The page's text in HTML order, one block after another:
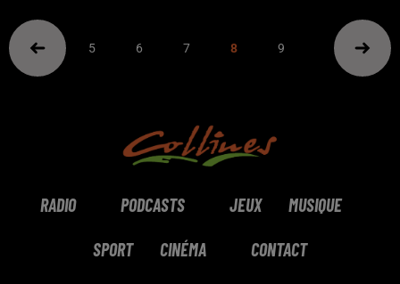
5 6 7 8 9
RADIO PODCASTS JEUX MUSIQUE
SPORT CINÉMA CONTACT